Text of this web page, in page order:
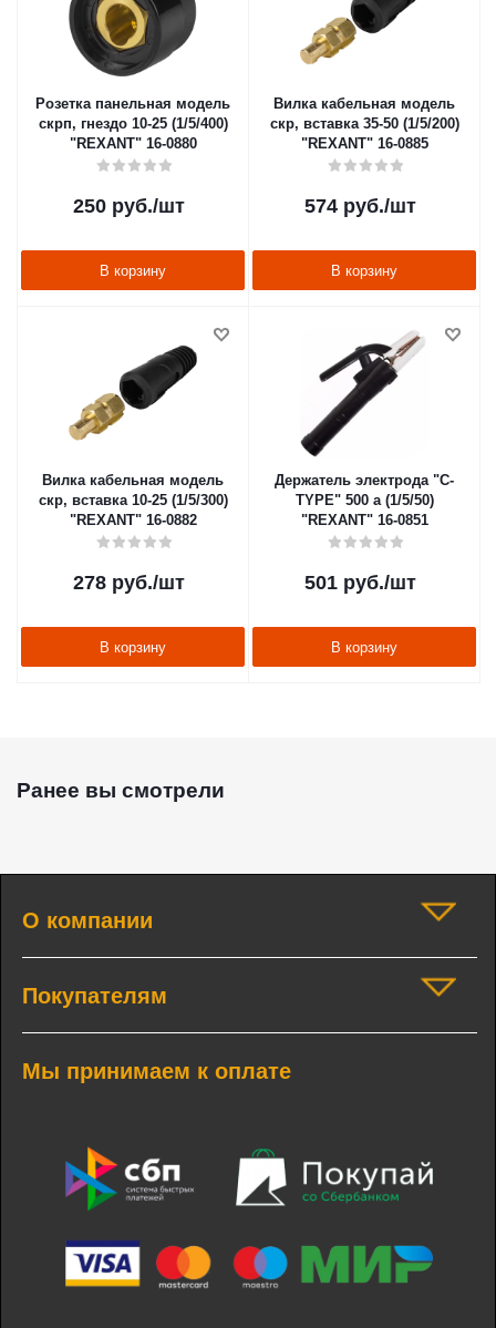
Розетка панельная модель
скрп, гнездо 10-25 (1/5/400)
"REXANT" 16-0880
250 руб./шт
В корзину
Вилка кабельная модель
скр, вставка 35-50 (1/5/200)
"REXANT" 16-0885
574 руб./шт
В корзину
Вилка кабельная модель
скр, вставка 10-25 (1/5/300)
"REXANT" 16-0882
278 руб./шт
В корзину
Держатель электрода "С-
TYPE" 500 а (1/5/50)
"REXANT" 16-0851
501 руб./шт
В корзину
Ранее вы смотрели
О компании
Покупателям
Мы принимаем к оплате